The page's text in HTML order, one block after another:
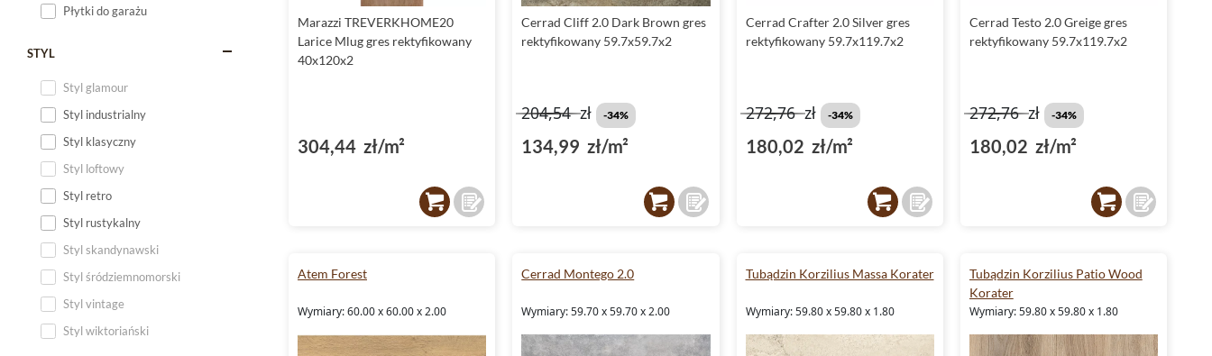
Płytki do garażu
STYL
Styl glamour
Styl industrialny
Styl klasyczny
Styl loftowy
Styl retro
Styl rustykalny
Styl skandynawski
Styl śródziemnomorski
Styl vintage
Styl wiktoriański
Marazzi TREVERKHOME20
Larice Mlug gres rektyfikowany
40x120x2
304,44 zł/m²
Cerrad Cliff 2.0 Dark Brown gres
rektyfikowany 59.7x59.7x2
204,54zł -34%
134,99 zł/m²
Cerrad Crafter 2.0 Silver gres
rektyfikowany 59.7x119.7x2
272,76zł -34%
180,02 zł/m²
Cerrad Testo 2.0 Greige gres
rektyfikowany 59.7x119.7x2
272,76zł -34%
180,02 zł/m²
Atem Forest
Wymiary: 60.00 x 60.00 x 2.00
Cerrad Montego 2.0
Wymiary: 59.70 x 59.70 x 2.00
Tubądzin Korzilius Massa Korater
Wymiary: 59.80 x 59.80 x 1.80
Tubądzin Korzilius Patio Wood
Korater
Wymiary: 59.80 x 59.80 x 1.80